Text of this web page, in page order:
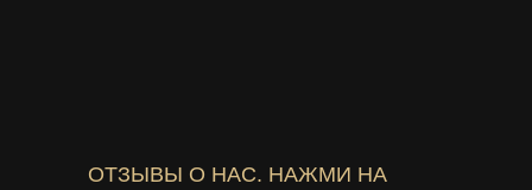
ОТЗЫВЫ О НАС. НАЖМИ НА